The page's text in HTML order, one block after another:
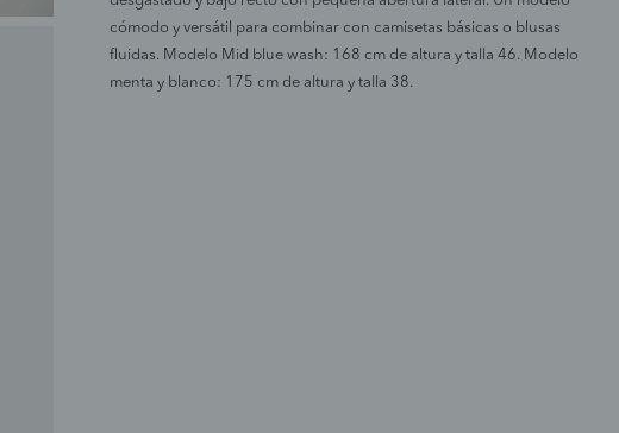
cómodo y versátil para combinar con camisetas básicas o blusas
fluidas. Modelo Mid blue wash: 168 cm de altura y talla 46. Modelo
menta y blanco: 175 cm de altura y talla 38.